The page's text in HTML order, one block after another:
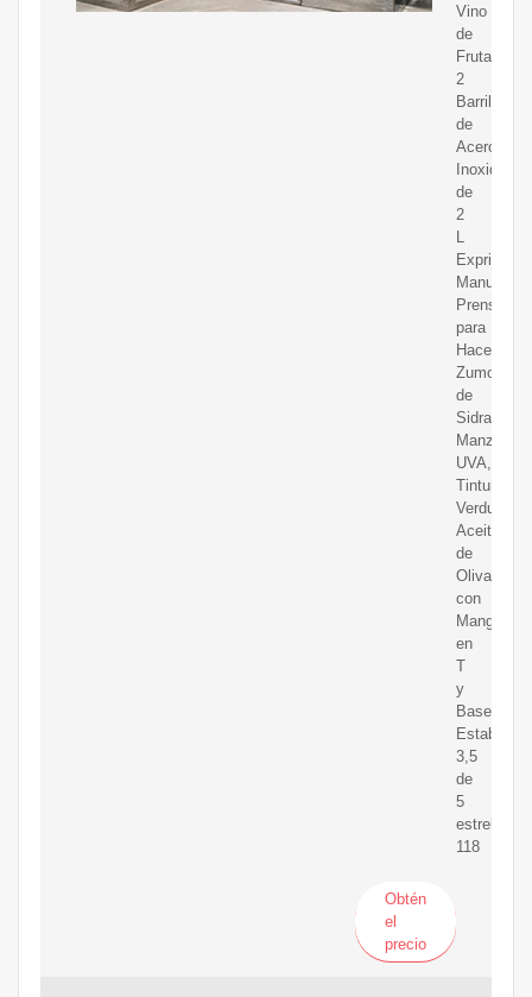
Vino
de
Frutas
2
Barriles
de
Acero
Inoxidable
de
2
Exprimidor
Manual
Prensa
para
Hacer
Zumo
de
Sidra,
Manzana,
UVA,
Tintura,
Verduras,
Aceite
de
Oliva
con
Mango
en
T
y
Base
Estable
3,5
de
5
estrellas
118
Obtén
el
precio